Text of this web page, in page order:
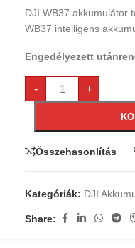
DJI WB37 akkumulátor
WB37 intelligens
Engedélyezett
- +
Összehasonlítás
Kategóriák: DJI
Share: